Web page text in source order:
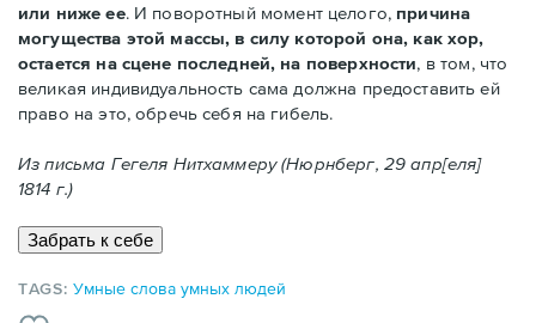
или ниже ее. И поворотный момент целого, причина
могущества этой массы, в силу которой она, как хор,
остается на сцене последней, на поверхности, в том, что
великая индивидуальность сама должна предоставить ей
право на это, обречь себя на гибель.
Из письма Гегеля Нитхаммеру (Нюрнберг, 29 апр[еля]
1814 г.)
TAGS:Умные слова умных людей